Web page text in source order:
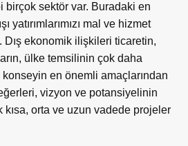
birçok sektör var. Buradaki en
yatırımlarımızı mal ve hizmet
Dış ekonomik ilişkileri ticaretin,
ülke temsilinin çok daha
en önemli amaçlarından
vizyon ve potansiyelinin
orta ve uzun vadede projeler